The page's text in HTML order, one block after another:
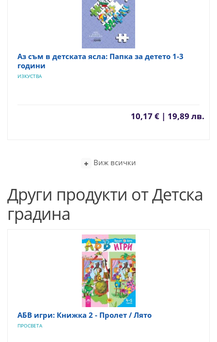
Аз съм в детската ясла: Папка за детето 1-3
години
ИЗКУСТВА
10,17 € | 19,89 лв.
Виж всички
Други продукти от Детска
градина
АБВ игри: Книжка 2 - Пролет / Лято
ПРОСВЕТА